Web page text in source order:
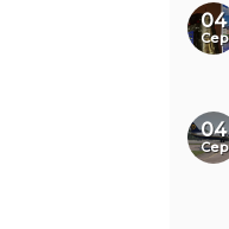
04
Сер
04
Сер